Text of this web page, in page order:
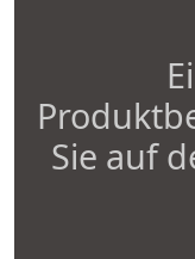
Sie auf